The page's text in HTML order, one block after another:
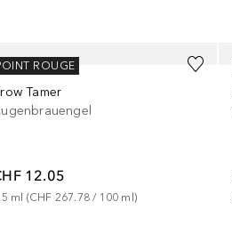
Tamer
12.05
ml (CHF 267.78 / 100 ml )
ROUGE